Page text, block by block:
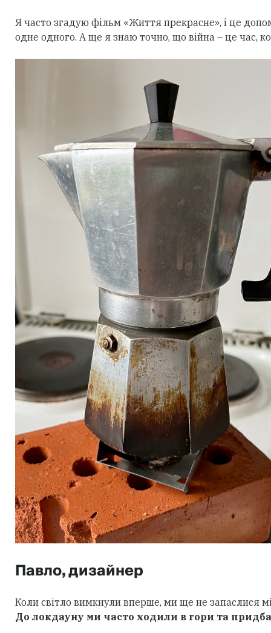
Я часто згадую фільм «Життя прекрасне», і це
одне одного. А ще я знаю точно, що війна – це час,
Павло, дизайнер
Коли світло вимкнули вперше, ми ще не запаслися
До локдауну ми часто ходили в гори та